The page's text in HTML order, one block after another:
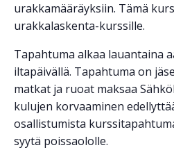
urakkamääräyksiin. Tämä
urakkalaskenta-kurssille.
Tapahtuma alkaa lauantaina
iltapäivällä. Tapahtuma on
matkat ja ruoat maksaa
kulujen korvaaminen
osallistumista
syytä poissaololle.